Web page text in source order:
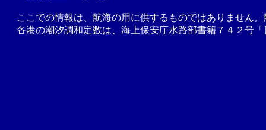
ここでの情報は、航海の用に供するものではありません
各港の潮汐調和定数は、海上保安庁水路部書籍７４２号